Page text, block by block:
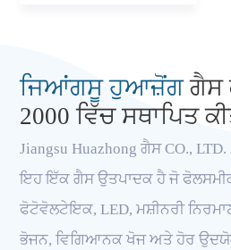
ਜਿਆਂਗਸੂ ਹੁਆਜ਼ੋਂਗਗੈਸ
2000 ਵਿੱਚ ਸਥਾਪਿਤ
Jiangsu Huazhong ਗੈਸ CO.,
ਇਹ ਇੱਕ ਗੈਸ ਉਤਪਾਦਕ ਹੈ ਜੋ
ਫੋਟੋਵੋਲਟੇਇਕ, LED, ਮਸ਼ੀਨਰੀ
ਭੋਜਨ, ਵਿਗਿਆਨਕ ਖੋਜ ਅਤੇ ਹੋਰ